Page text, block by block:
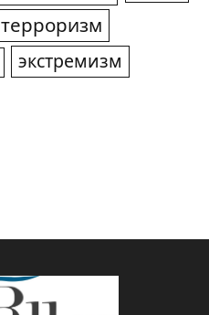
терроризм
экстремизм